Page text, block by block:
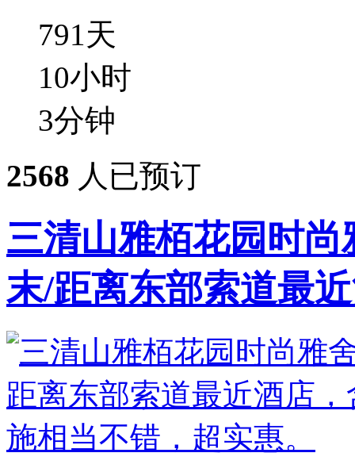
791 天
10小时
3分钟
2568 人已预订
三清山雅栢花园时
末/距离东部索道最